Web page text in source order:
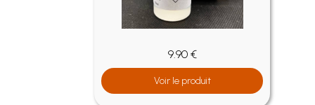
9.90 €
Voir le produit